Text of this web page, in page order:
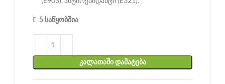
5 საწყობშია
ᲙᲐᲚᲐᲗᲐᲨᲘ ᲓᲐᲛᲐᲢᲔᲑᲐ